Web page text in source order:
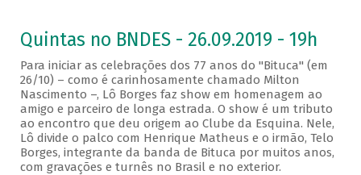
Quintas no BNDES - 26.09.2019 - 19h
Para iniciar as celebrações dos 77 anos do "Bituca" (em
26/10) – como é carinhosamente chamado Milton
Nascimento –, Lô Borges faz show em homenagem ao
amigo e parceiro de longa estrada. O show é um tributo
ao encontro que deu origem ao Clube da Esquina. Nele,
Lô divide o palco com Henrique Matheus e o irmão, Telo
Borges, integrante da banda de Bituca por muitos anos,
com gravações e turnês no Brasil e no exterior.